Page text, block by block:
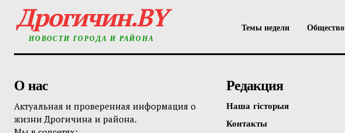
Дрогичин.BY
НОВОСТИ ГОРОДА И РАЙОНА
Темы недели Общество
О нас
Актуальная и проверенная информация о
жизни Дрогичина и района.
Редакция
Наша гісторыя
Контакты